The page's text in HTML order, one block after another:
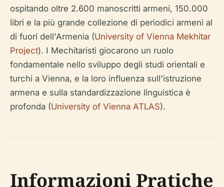
ospitando oltre 2.600 manoscritti armeni, 150.000
libri e la più grande collezione di periodici armeni al
di fuori dell'Armenia (University of Vienna Mekhitar
Project). I Mechitaristi giocarono un ruolo
fondamentale nello sviluppo degli studi orientali e
turchi a Vienna, e la loro influenza sull'istruzione
armena e sulla standardizzazione linguistica è
profonda (University of Vienna ATLAS).
Informazioni Pratiche